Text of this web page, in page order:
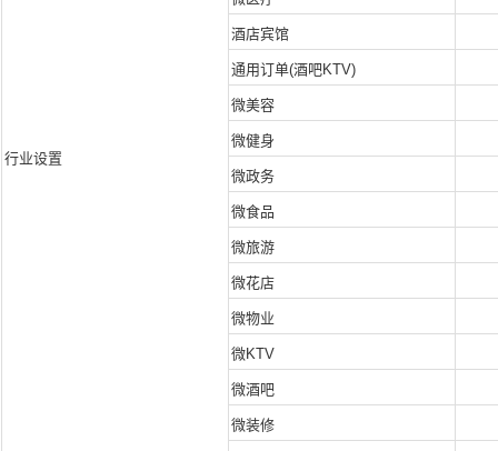
行业设置
酒店宾馆
通用订单(酒吧KTV)
微美容
微健身
微政务
微食品
微旅游
微花店
微物业
微KTV
微酒吧
微装修